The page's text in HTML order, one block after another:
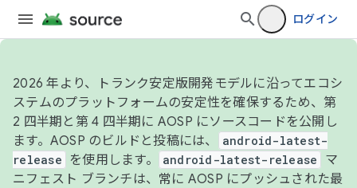
ログイン
2026 年より、トランク安定版開発モデルに沿ってエコシ
ステムのプラットフォームの安定性を確保するため、第
2 四半期と第 4 四半期に AOSP にソースコードを公開し
ます。AOSP のビルドと投稿には、
android-latest-
release
を使用します。 android-latest-release
マ
ニフェスト ブランチは、常に AOSP にプッシュされた最